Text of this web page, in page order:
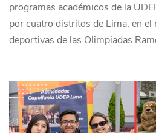
programas académicos de la
por cuatro distritos de Lima, en el
deportivas de las Olimpiadas